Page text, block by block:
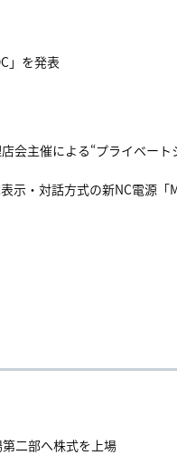
」を発表
会主催による“プライベー
示・対話方式の新NC電源
二部へ株式を上場